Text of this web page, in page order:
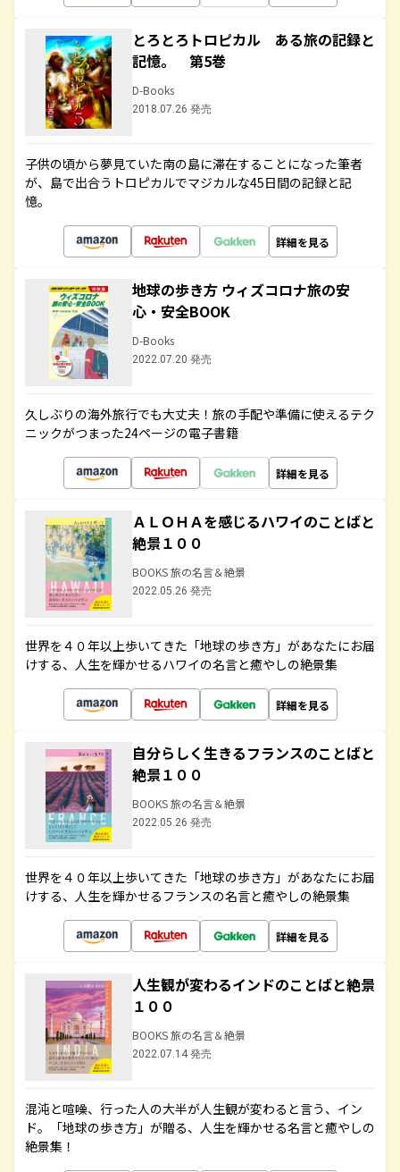
とろとろトロピカル ある旅の記録と
記憶。 第5巻
D-Books
2018.07.26 発売
子供の頃から夢見ていた南の島に滞在することになった筆者
が、島で出合うトロピカルでマジカルな45日間の記録と記
憶。
詳細を見る
地球の歩き方 ウィズコロナ旅の安
心・安全BOOK
D-Books
2022.07.20 発売
久しぶりの海外旅行でも大丈夫！旅の手配や準備に使えるテク
ニックがつまった24ページの電子書籍
詳細を見る
ＡＬＯＨＡを感じるハワイのことばと
絶景１００
BOOKS 旅の名言＆絶景
2022.05.26 発売
世界を４０年以上歩いてきた「地球の歩き方」があなたにお届
けする、人生を輝かせるハワイの名言と癒やしの絶景集
詳細を見る
自分らしく生きるフランスのことばと
絶景１００
BOOKS 旅の名言＆絶景
2022.05.26 発売
世界を４０年以上歩いてきた「地球の歩き方」があなたにお届
けする、人生を輝かせるフランスの名言と癒やしの絶景集
詳細を見る
人生観が変わるインドのことばと絶景
１００
BOOKS 旅の名言＆絶景
2022.07.14 発売
混沌と喧噪、行った人の大半が人生観が変わると言う、イン
ド。「地球の歩き方」が贈る、人生を輝かせる名言と癒やしの
絶景集！